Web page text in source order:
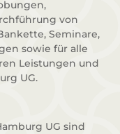
von
Seminare,
sowie für alle
Leistungen und
UG.
UG sind